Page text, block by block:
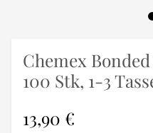
Chemex
100 Stk, 1-3
13,90 €